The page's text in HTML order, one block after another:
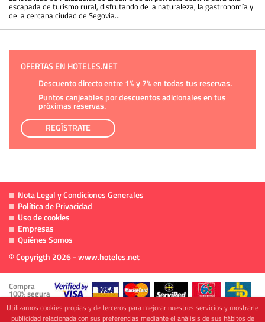
escapada de turismo rural, disfrutando de la naturaleza, la gastronomía y
de la cercana ciudad de Segovia...
OFERTAS EN HOTELES.NET
Descuento directo entre 1% y 7% en todas tus reservas.
Puntos canjeables por descuentos adicionales en tus
próximas reservas.
REGÍSTRATE
Nota Legal y Condiciones Generales
Política de Privacidad
Uso de cookies
Empresas
Quiénes Somos
© Copyrigth 2026 - www.hoteles.net
Compra
100% segura
Utilizamos cookies propias y de terceros para mejorar nuestros servicios y mostrarle
publicidad relacionada con sus preferencias mediante el análisis de sus hábitos de